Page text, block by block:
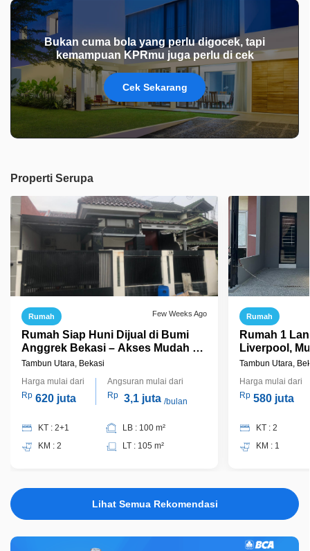
Bukan cuma bola yang perlu digocek, tapi
kemampuan KPRmu juga perlu di cek
Cek Sekarang
Properti Serupa
Rumah Few Weeks Ago
Rumah Siap Huni Dijual di Bumi
Anggrek Bekasi – Akses Mudah ke
Tol & Kota
Tambun Utara, Bekasi
Harga mulai dari
Rp 620 juta
Angsuran mulai dari
Rp 3,1 juta /bulan
KT : 2+1
KM : 2
LB : 100 m²
LT : 105 m²
Rumah
Rumah 1
Liverpool,
Bekasi –
Tambun Utara,
Harga mulai dari
Rp 580 juta
KT : 2
KM : 1
Lihat Semua Rekomendasi